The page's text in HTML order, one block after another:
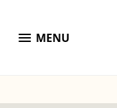
menu MENU